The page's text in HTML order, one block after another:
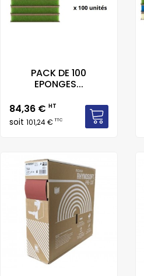
PACK DE 100
EPONGES...
Prix
84,36 € HT
soit 101,24 €TTC